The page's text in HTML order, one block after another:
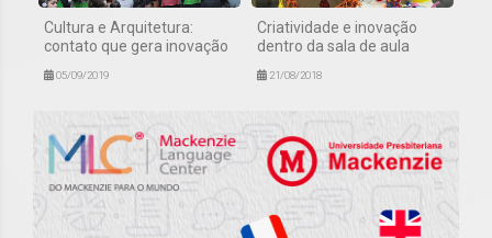
Cultura e Arquitetura:
contato que gera inovação
05/09/2019
Criatividade e inovação
dentro da sala de aula
21/08/2018